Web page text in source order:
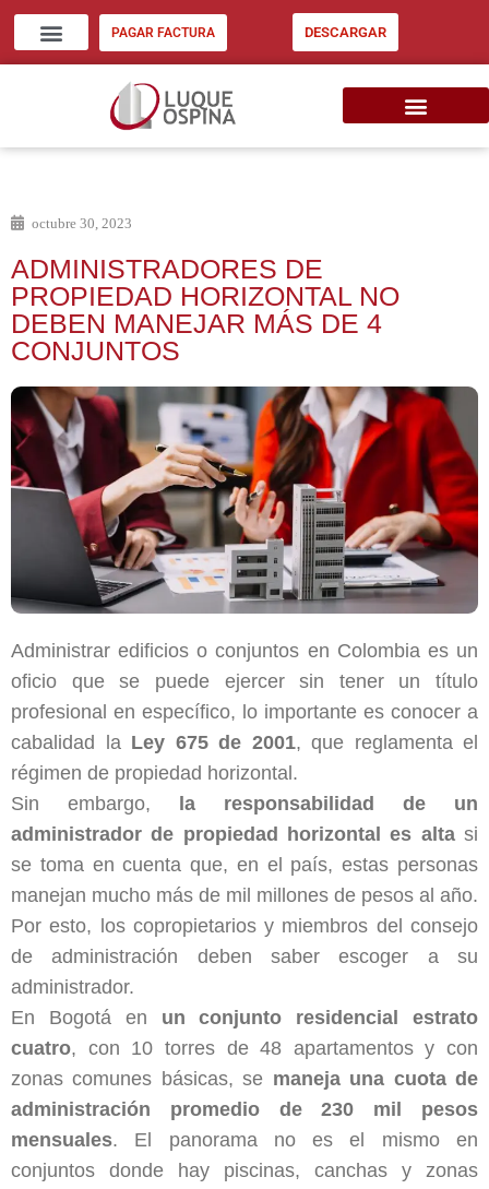
PAGAR FACTURA DESCARGAR
octubre 30, 2023
ADMINISTRADORES DE
PROPIEDAD HORIZONTAL NO
DEBEN MANEJAR MÁS DE 4
CONJUNTOS
Administrar edificios o conjuntos en Colombia es un
oficio que se puede ejercer sin tener un título
profesional en específico, lo importante es conocer a
cabalidad laLey 675 de 2001, que reglamenta el
régimen de propiedad horizontal.
Sin embargo,
la responsabilidad de un
administrador de propiedad horizontal es altasi
se toma en cuenta que, en el país, estas personas
manejan mucho más de mil millones de pesos al año.
Por esto, los copropietarios y miembros del consejo
de administración deben saber escoger a su
administrador.
En Bogotá en un conjunto residencial estrato
cuatro, con 10 torres de 48 apartamentos y con
zonas comunes básicas, se maneja una cuota de
administración promedio de 230 mil pesos
mensuales. El panorama no es el mismo en
conjuntos donde hay piscinas, canchas y zonas